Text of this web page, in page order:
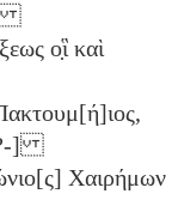
]
ο̣ἳ καὶ
]
Χαιρήμων